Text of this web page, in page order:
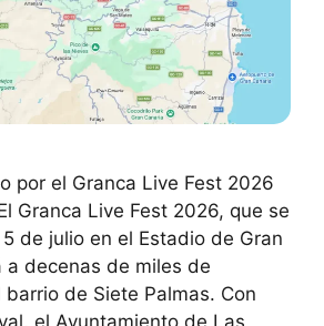
por el Granca Live Fest 2026
Granca Live Fest 2026, que se
de julio en el Estadio de Gran
a decenas de miles de
de Siete Palmas. Con
el Ayuntamiento de Las